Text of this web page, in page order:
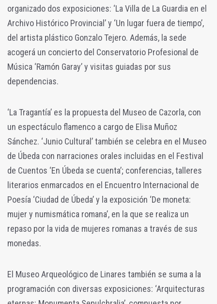
organizado dos exposiciones: ‘La Villa de La Guardia en el
Archivo Histórico Provincial’ y ‘Un lugar fuera de tiempo’,
del artista plástico Gonzalo Tejero. Además, la sede
acogerá un concierto del Conservatorio Profesional de
Música ‘Ramón Garay’ y visitas guiadas por sus
dependencias.
‘La Tragantía’ es la propuesta del Museo de Cazorla, con
un espectáculo flamenco a cargo de Elisa Muñoz
Sánchez. ‘Junio Cultural’ también se celebra en el Museo
de Úbeda con narraciones orales incluidas en el Festival
de Cuentos ‘En Úbeda se cuenta’; conferencias, talleres
literarios enmarcados en el Encuentro Internacional de
Poesía ‘Ciudad de Úbeda’ y la exposición ‘De moneta:
mujer y numismática romana’, en la que se realiza un
repaso por la vida de mujeres romanas a través de sus
monedas.
El Museo Arqueológico de Linares también se suma a la
programación con diversas exposiciones: ‘Arquitecturas